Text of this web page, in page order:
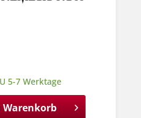
5-7 Werktage
Warenkorb